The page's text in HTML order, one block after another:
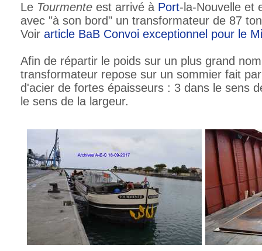
Le Tourmente est arrivé à Port-la-Nouvelle et
avec "à son bord" un transformateur de 87
Voir article BaB Convoi exceptionnel pour le
Afin de répartir le poids sur un plus grand
transformateur repose sur un sommier fait
d'acier de fortes épaisseurs : 3 dans le sens
le sens de la largeur.